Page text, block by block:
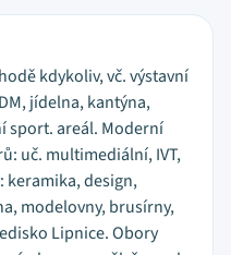
kdykoliv, vč. výstavní
jídelna, kantýna,
sport. areál. Moderní
uč. multimediální, IVT,
keramika, design,
modelovny, brusírny,
Lipnice. Obory